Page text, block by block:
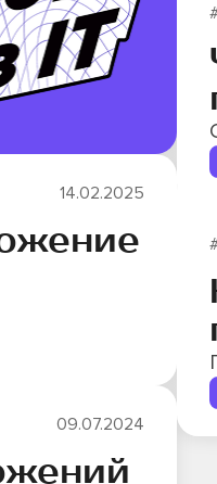
14.02.2025
09.07.2024